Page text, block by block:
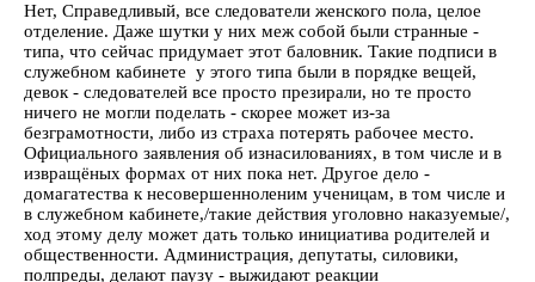
Нет, Справедливый, все следователи женского пола, целое
отделение. Даже шутки у них меж собой были странные -
типа, что сейчас придумает этот баловник. Такие подписи в
служебном кабинете у этого типа были в порядке вещей,
девок - следователей все просто презирали, но те просто
ничего не могли поделать - скорее может из-за
безграмотности, либо из страха потерять рабочее место.
Официального заявления об изнасилованиях, в том числе и в
извращёных формах от них пока нет. Другое дело -
домагатества к несовершенноленим ученицам, в том числе и
в служебном кабинете,/такие действия уголовно наказуемые/,
ход этому делу может дать только инициатива родителей и
общественности. Администрация, депутаты, силовики,
полпреды, делают паузу - выжидают реакции